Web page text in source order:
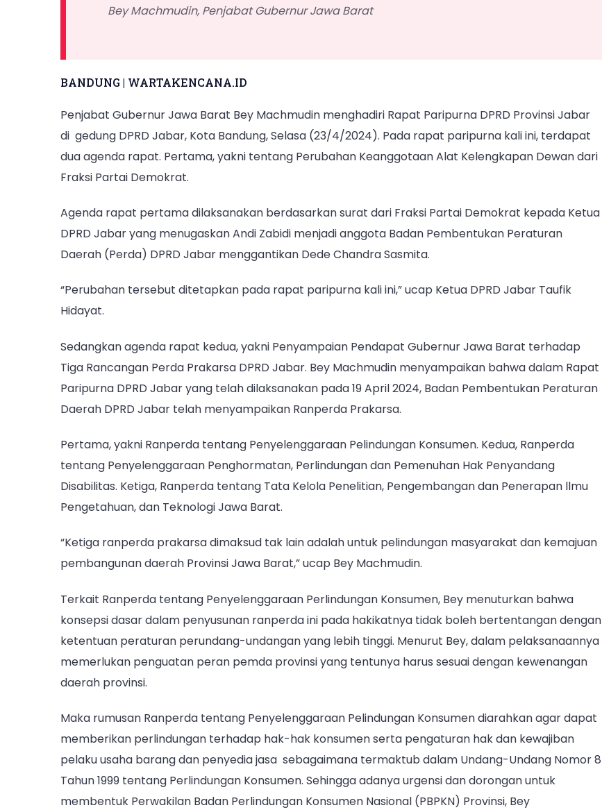
Bey Machmudin, Penjabat Gubernur Jawa Barat
BANDUNG | WARTAKENCANA.ID
Penjabat Gubernur Jawa Barat Bey Machmudin menghadiri Rapat Paripurna DPRD Provinsi Jabar
di gedung DPRD Jabar, Kota Bandung, Selasa (23/4/2024). Pada rapat paripurna kali ini, terdapat
dua agenda rapat. Pertama, yakni tentang Perubahan Keanggotaan Alat Kelengkapan Dewan dari
Fraksi Partai Demokrat.
Agenda rapat pertama dilaksanakan berdasarkan surat dari Fraksi Partai Demokrat kepada Ketua
DPRD Jabar yang menugaskan Andi Zabidi menjadi anggota Badan Pembentukan Peraturan
Daerah (Perda) DPRD Jabar menggantikan Dede Chandra Sasmita.
“Perubahan tersebut ditetapkan pada rapat paripurna kali ini,” ucap Ketua DPRD Jabar Taufik
Hidayat.
Sedangkan agenda rapat kedua, yakni Penyampaian Pendapat Gubernur Jawa Barat terhadap
Tiga Rancangan Perda Prakarsa DPRD Jabar. Bey Machmudin menyampaikan bahwa dalam Rapat
Paripurna DPRD Jabar yang telah dilaksanakan pada 19 April 2024, Badan Pembentukan Peraturan
Daerah DPRD Jabar telah menyampaikan Ranperda Prakarsa.
Pertama, yakni Ranperda tentang Penyelenggaraan Pelindungan Konsumen. Kedua, Ranperda
tentang Penyelenggaraan Penghormatan, Perlindungan dan Pemenuhan Hak Penyandang
Disabilitas. Ketiga, Ranperda tentang Tata Kelola Penelitian, Pengembangan dan Penerapan llmu
Pengetahuan, dan Teknologi Jawa Barat.
“Ketiga ranperda prakarsa dimaksud tak lain adalah untuk pelindungan masyarakat dan kemajuan
pembangunan daerah Provinsi Jawa Barat,” ucap Bey Machmudin.
Terkait Ranperda tentang Penyelenggaraan Perlindungan Konsumen, Bey menuturkan bahwa
konsepsi dasar dalam penyusunan ranperda ini pada hakikatnya tidak boleh bertentangan dengan
ketentuan peraturan perundang-undangan yang lebih tinggi. Menurut Bey, dalam pelaksanaannya
memerlukan penguatan peran pemda provinsi yang tentunya harus sesuai dengan kewenangan
daerah provinsi.
Maka rumusan Ranperda tentang Penyelenggaraan Pelindungan Konsumen diarahkan agar dapat
memberikan perlindungan terhadap hak-hak konsumen serta pengaturan hak dan kewajiban
pelaku usaha barang dan penyedia jasa sebagaimana termaktub dalam Undang-Undang Nomor 8
Tahun 1999 tentang Perlindungan Konsumen. Sehingga adanya urgensi dan dorongan untuk
membentuk Perwakilan Badan Perlindungan Konsumen Nasional (PBPKN) Provinsi, Bey